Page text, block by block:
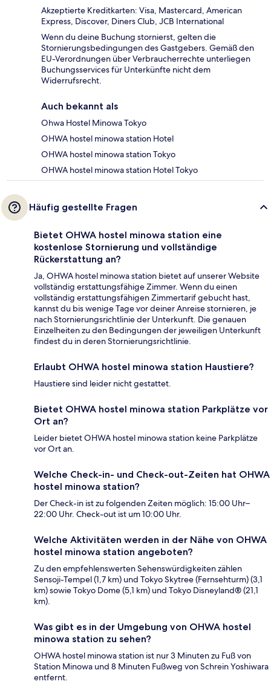
Akzeptierte Kreditkarten: Visa, Mastercard, American
Express, Discover, Diners Club, JCB International
Wenn du deine Buchung stornierst, gelten die
Stornierungsbedingungen des Gastgebers. Gemäß den
EU-Verordnungen über Verbraucherrechte unterliegen
Buchungsservices für Unterkünfte nicht dem
Widerrufsrecht.
Auch bekannt als
Ohwa Hostel Minowa Tokyo
OHWA hostel minowa station Hotel
OHWA hostel minowa station Tokyo
OHWA hostel minowa station Hotel Tokyo
Häufig gestellte Fragen
Bietet OHWA hostel minowa station eine
kostenlose Stornierung und vollständige
Rückerstattung an?
Ja, OHWA hostel minowa station bietet auf unserer Website
vollständig erstattungsfähige Zimmer. Wenn du einen
vollständig erstattungsfähigen Zimmertarif gebucht hast,
kannst du bis wenige Tage vor deiner Anreise stornieren, je
nach Stornierungsrichtlinie der Unterkunft. Die genauen
Einzelheiten zu den Bedingungen der jeweiligen Unterkunft
findest du in deren Stornierungsrichtlinie.
Erlaubt OHWA hostel minowa station Haustiere?
Haustiere sind leider nicht gestattet.
Bietet OHWA hostel minowa station Parkplätze vor
Ort an?
Leider bietet OHWA hostel minowa station keine Parkplätze
vor Ort an.
Welche Check-in- und Check-out-Zeiten hat OHWA
hostel minowa station?
Der Check-in ist zu folgenden Zeiten möglich: 15:00 Uhr–
22:00 Uhr. Check-out ist um 10:00 Uhr.
Welche Aktivitäten werden in der Nähe von OHWA
hostel minowa station angeboten?
Zu den empfehlenswerten Sehenswürdigkeiten zählen
Sensoji-Tempel (1,7 km) und Tokyo Skytree (Fernsehturm) (3,1
km) sowie Tokyo Dome (5,1 km) und Tokyo Disneyland® (21,1
km).
Was gibt es in der Umgebung von OHWA hostel
minowa station zu sehen?
OHWA hostel minowa station ist nur 3 Minuten zu Fuß von
Station Minowa und 8 Minuten Fußweg von Schrein Yoshiwara
entfernt.